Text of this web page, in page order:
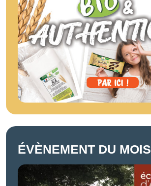
ÉVÈNEMENT DU MOIS